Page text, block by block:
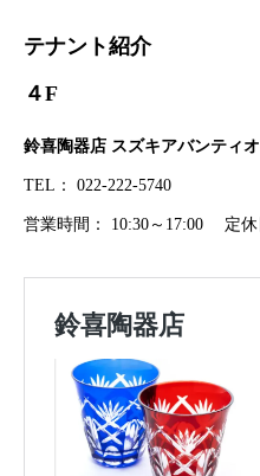
テナント紹介
４F
鈴喜陶器店 スズキアバンティ
TEL： 022-222-5740
営業時間： 10:30～17:00 定休